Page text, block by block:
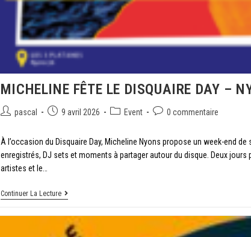
MICHELINE FÊTE LE DISQUAIRE DAY –
pascal 9 avril 2026 Event 0 commentaire
À l’occasion du Disquaire Day, Micheline Nyons propose un week-end
enregistrés, DJ sets et moments à partager autour du disque. Deux jours
artistes et le…
Continuer La Lecture